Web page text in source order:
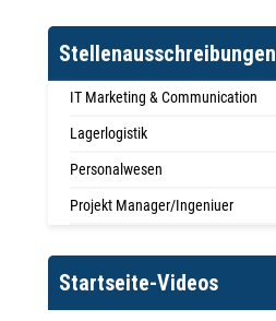
Stellenausschreibungen
IT Marketing & Communication
Lagerlogistik
Personalwesen
Projekt Manager/Ingeniuer
Startseite-Videos